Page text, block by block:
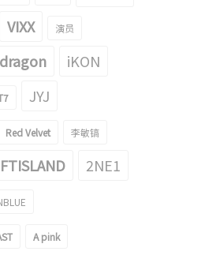
VIXX 演员
iKON
JYJ
Red Velvet 李敏镐
FTISLAND
2NE1
A pink